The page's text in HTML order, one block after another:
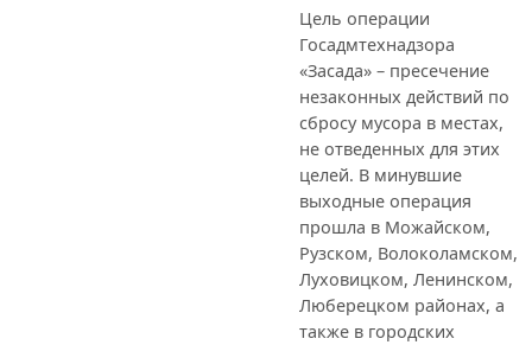
Цель операции
Госадмтехнадзора
«Засада» – пресечение
незаконных действий по
сбросу мусора в местах,
не отведенных для этих
целей. В минувшие
выходные операция
прошла в Можайском,
Рузском, Волоколамском,
Луховицком, Ленинском,
Люберецком районах, а
также в городских